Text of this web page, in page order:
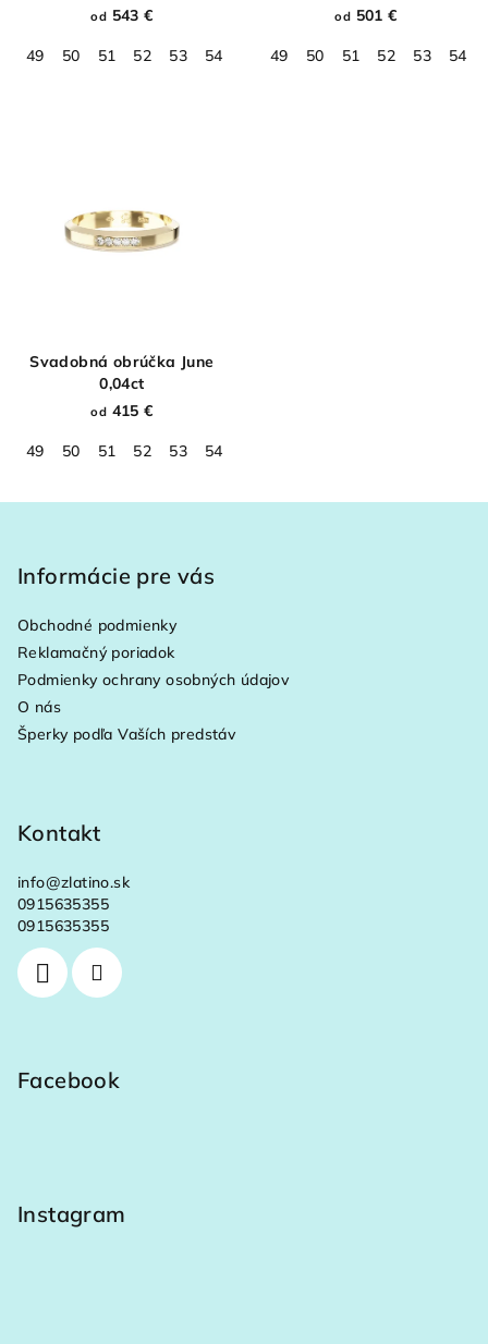
od 543 €
49 50 51 52 53 54 56 57 58 59 60 61
od 501 €
49 50 51 52 53 54
Svadobná obrúčka June
0,04ct
od 415 €
49 50 51 52 53 54
Informácie pre vás
Obchodné podmienky
Reklamačný poriadok
Podmienky ochrany osobných údajov
O nás
Šperky podľa Vaších predstáv
Kontakt
info@zlatino.sk
0915635355
0915635355
Facebook
Instagram